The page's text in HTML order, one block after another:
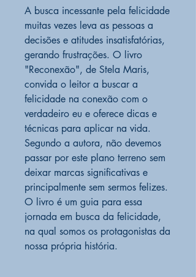
A busca incessante pela felicidade
muitas vezes leva as pessoas a
decisões e atitudes insatisfatórias,
gerando frustrações. O livro
"Reconexão", de Stela Maris,
convida o leitor a buscar a
felicidade na conexão com o
verdadeiro eu e oferece dicas e
técnicas para aplicar na vida.
Segundo a autora, não devemos
passar por este plano terreno sem
deixar marcas significativas e
principalmente sem sermos felizes.
O livro é um guia para essa
jornada em busca da felicidade,
na qual somos os protagonistas da
nossa própria história.